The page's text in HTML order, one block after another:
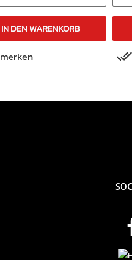
IN DEN WARENKORB
merken